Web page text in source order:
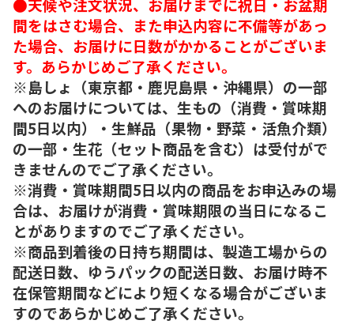
●天候や注文状況、お届けまでに祝日・お盆期
間をはさむ場合、また申込内容に不備等があっ
た場合、お届けに日数がかかることがございま
す。あらかじめご了承ください。
※島しょ（東京都・鹿児島県・沖縄県）の一部
へのお届けについては、生もの（消費・賞味期
間5日以内）・生鮮品（果物・野菜・活魚介類）
の一部・生花（セット商品を含む）は受付がで
きませんのでご了承ください。
※消費・賞味期間5日以内の商品をお申込みの場
合は、お届けが消費・賞味期限の当日になるこ
とがありますのでご了承ください。
※商品到着後の日持ち期間は、製造工場からの
配送日数、ゆうパックの配送日数、お届け時不
在保管期間などにより短くなる場合がございま
すのであらかじめご了承ください。